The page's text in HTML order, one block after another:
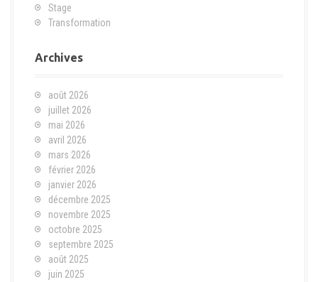
Stage
Transformation
Archives
août 2026
juillet 2026
mai 2026
avril 2026
mars 2026
février 2026
janvier 2026
décembre 2025
novembre 2025
octobre 2025
septembre 2025
août 2025
juin 2025